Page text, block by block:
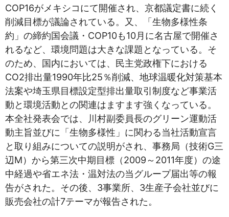
COP16がメキシコにて開催され、京都議定書に続く
削減目標が議論されている。又、「生物多様性条
約」の締約国会議・COP10も10月に名古屋で開催さ
れるなど、環境問題は大きな課題となっている。そ
のため、国内においては、民主党政権下における
CO2排出量1990年比25％削減、地球温暖化対策基本
法案や埼玉県目標設定型排出量取引制度など事業活
動と環境活動との関連はますます強くなっている。
本全社発表会では、川村副委員長のグリーン運動活
動主旨並びに「生物多様性」に関わる当社活動宣言
と取り組みについての説明がされ、事務局（技術G三
辺M）から第三次中期目標（2009～2011年度）の途
中経過や省エネ法・温対法の当グループ届出等の報
告がされた。その後、3事業所、3生産子会社並びに
販売会社の計7テーマが報告された。